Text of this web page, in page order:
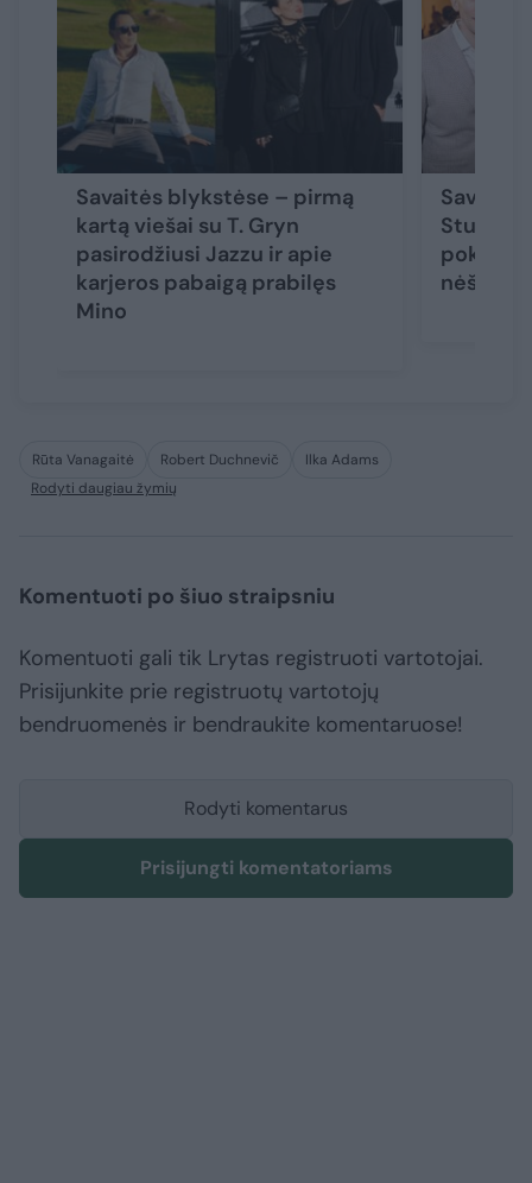
Savaitės blykstėse – pirmą
kartą viešai su T. Gryn
pasirodžiusi Jazzu ir apie
karjeros pabaigą prabilęs
Mino
Rūta Vanagaitė Robert Duchnevič
Ilka Adams
Rodyti daugiau žymių
Komentuoti po šiuo straipsniu
Komentuoti gali tik Lrytas registruoti vartotojai.
Prisijunkite prie registruotų vartotojų
bendruomenės ir bendraukite komentaruose!
Rodyti komentarus
Prisijungti komentatoriams